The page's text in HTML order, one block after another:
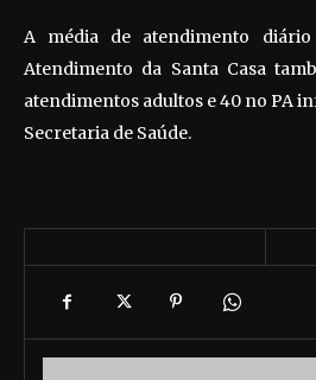
A média de atendimento
Atendimento da Santa Casa
atendimentos adultos e 40 no PA
Secretaria de Saúde.